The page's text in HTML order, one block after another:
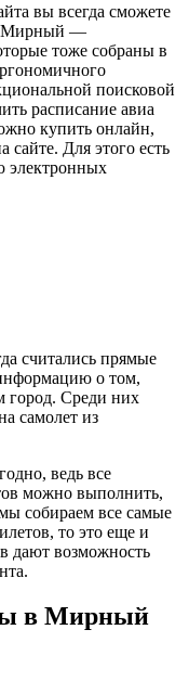
вы всегда сможете
Мирный —
тоже собраны в
поисковой
расписание авиа
купить онлайн,
сайте. Для этого есть
электронных
считались прямые
о том,
город. Среди них
самолет из
ведь все
можно выполнить,
собираем все самые
то это еще и
дают возможность
в Мирный